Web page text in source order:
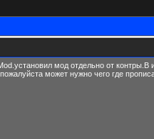
мод отдельно от контры.В
может нужно чего где